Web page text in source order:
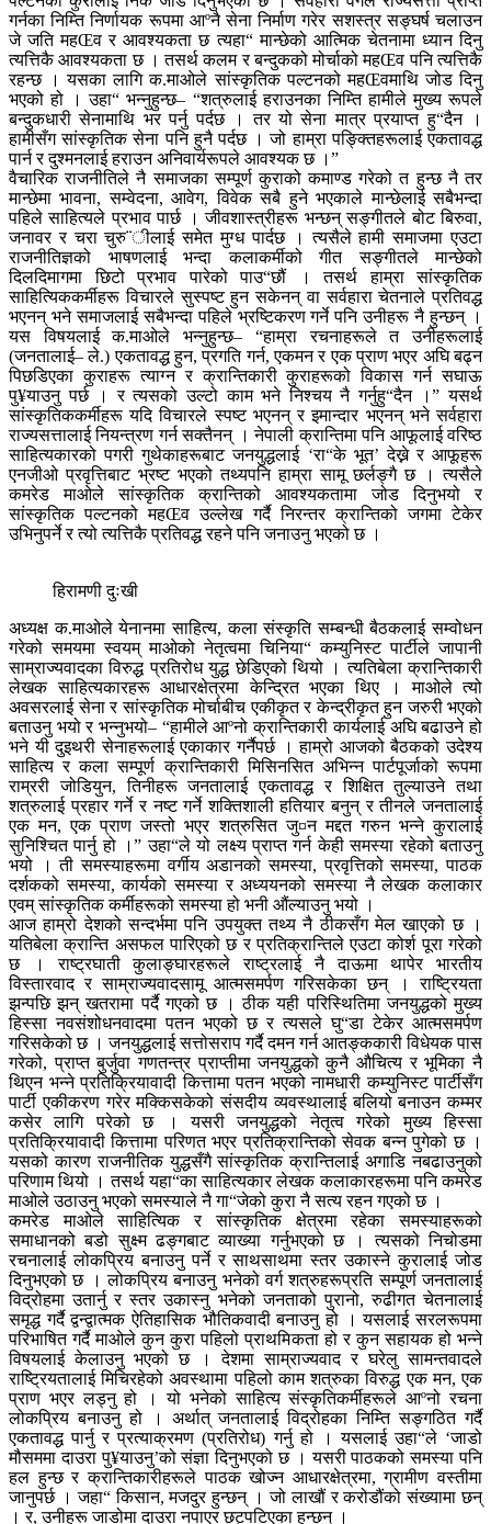
गर्नका निम्ति निर्णायक रूपमा आºनै सेना निर्माण गरेर सशस्त्र सङ्घर्ष चलाउन
जे जति महŒव र आवश्यकता छ त्यहा“ मान्छेको आत्मिक चेतनामा ध्यान दिनु
त्यत्तिकै आवश्यकता छ । तसर्थ कलम र बन्दुकको मोर्चाको महŒव पनि त्यत्तिकै
रहन्छ । यसका लागि क.माओले सांस्कृतिक पल्टनको महŒवमाथि जोड दिनु
भएको हो । उहा“ भन्नुहुन्छ– “शत्रुलाई हराउनका निम्ति हामीले मुख्य रूपले
बन्दुकधारी सेनामाथि भर पर्नु पर्दछ । तर यो सेना मात्र प्रयाप्त हु“दैन ।
हामीसँग सांस्कृतिक सेना पनि हुनै पर्दछ । जो हाम्रा पङ्क्तिहरूलाई एकतावद्ध
पार्न र दुश्मनलाई हराउन अनिवार्यरूपले आवश्यक छ ।”
वैचारिक राजनीतिले नै समाजका सम्पूर्ण कुराको कमाण्ड गरेको त हुन्छ नै तर
मान्छेमा भावना, सम्वेदना, आवेग, विवेक सबै हुने भएकाले मान्छेलाई सबैभन्दा
पहिले साहित्यले प्रभाव पार्छ । जीवशास्त्रीहरू भन्छन् सङ्गीतले बोट बिरुवा,
जनावर र चरा चुरु¨ीलाई समेत मुग्ध पार्दछ । त्यसैले हामी समाजमा एउटा
राजनीतिज्ञको भाषणलाई भन्दा कलाकर्मीको गीत सङ्गीतले मान्छेको
दिलदिमागमा छिटो प्रभाव पारेको पाउ“छौं । तसर्थ हाम्रा सांस्कृतिक
साहित्यिककर्मीहरू विचारले सुस्पष्ट हुन सकेनन् वा सर्वहारा चेतनाले प्रतिवद्ध
भएनन् भने समाजलाई सबैभन्दा पहिले भ्रष्टिकरण गर्ने पनि उनीहरू नै हुन्छन् ।
यस विषयलाई क.माओले भन्नुहुन्छ– “हाम्रा रचनाहरूले त उनीहरूलाई
(जनतालाई– ले.) एकतावद्ध हुन, प्रगति गर्न, एकमन र एक प्राण भएर अघि बढ्न
पिछडिएका कुराहरू त्याग्न र क्रान्तिकारी कुराहरूको विकास गर्न सघाऊ
पु¥याउनु पर्छ । र त्यसको उल्टो काम भने निश्चय नै गर्नुहु“दैन ।” यसर्थ
सांस्कृतिककर्मीहरू यदि विचारले स्पष्ट भएनन् र इमान्दार भएनन् भने सर्वहारा
राज्यसत्तालाई नियन्त्रण गर्न सक्तैनन् । नेपाली क्रान्तिमा पनि आफूलाई वरिष्ठ
साहित्यकारको पगरी गुथेकाहरूबाट जनयुद्धलाई ‘रा“के भूत’ देख्ने र आफूहरू
एनजीओ प्रवृत्तिबाट भ्रष्ट भएको तथ्यपनि हाम्रा सामू छर्लङ्गै छ । त्यसैले
कमरेड माओले सांस्कृतिक क्रान्तिको आवश्यकतामा जोड दिनुभयो र
सांस्कृतिक पल्टनको महŒव उल्लेख गर्दै निरन्तर क्रान्तिको जगमा टेकेर
उभिनुपर्ने र त्यो त्यत्तिकै प्रतिवद्ध रहने पनि जनाउनु भएको छ ।
हिरामणी दुःखी
अध्यक्ष क.माओले येनानमा साहित्य, कला संस्कृति सम्बन्धी बैठकलाई सम्वोधन
गरेको समयमा स्वयम् माओको नेतृत्वमा चिनिया“ कम्युनिस्ट पार्टीले जापानी
साम्राज्यवादका विरुद्ध प्रतिरोध युद्ध छेडिएको थियो । त्यतिबेला क्रान्तिकारी
लेखक साहित्यकारहरू आधारक्षेत्रमा केन्द्रित भएका थिए । माओले त्यो
अवसरलाई सेना र सांस्कृतिक मोर्चाबीच एकीकृत र केन्द्रीकृत हुन जरुरी भएको
बताउनु भयो र भन्नुभयो– “हामीले आºनो क्रान्तिकारी कार्यलाई अघि बढाउने हो
भने यी दुइथरी सेनाहरूलाई एकाकार गर्नैपर्छ । हाम्रो आजको बैठकको उदेश्य
साहित्य र कला सम्पूर्ण क्रान्तिकारी मिसिनसित अभिन्न पार्टपूर्जाको रूपमा
राम्ररी जोडियुन, तिनीहरू जनतालाई एकतावद्ध र शिक्षित तुल्याउने तथा
शत्रुलाई प्रहार गर्ने र नष्ट गर्ने शक्तिशाली हतियार बनुन् र तीनले जनतालाई
एक मन, एक प्राण जस्तो भएर शत्रुसित जु¤न मद्दत गरुन भन्ने कुरालाई
सुनिश्चित पार्नु हो ।” उहा“ले यो लक्ष्य प्राप्त गर्न केही समस्या रहेको बताउनु
भयो । ती समस्याहरूमा वर्गीय अडानको समस्या, प्रवृत्तिको समस्या, पाठक
दर्शकको समस्या, कार्यको समस्या र अध्ययनको समस्या नै लेखक कलाकार
एवम् सांस्कृतिक कर्मीहरूको समस्या हो भनी औंल्याउनु भयो ।
आज हाम्रो देशको सन्दर्भमा पनि उपयुक्त तथ्य नै ठीकसँग मेल खाएको छ ।
यतिबेला क्रान्ति असफल पारिएको छ र प्रतिक्रान्तिले एउटा कोर्श पूरा गरेको
छ । राष्ट्रघाती कुलाङ्घारहरूले राष्ट्रलाई नै दाऊमा थापेर भारतीय
विस्तारवाद र साम्राज्यवादसामू आत्मसमर्पण गरिसकेका छन् । राष्ट्रियता
झन्पछि झन् खतरामा पर्दै गएको छ । ठीक यही परिस्थितिमा जनयुद्धको मुख्य
हिस्सा नवसंशोधनवादमा पतन भएको छ र त्यसले घु“डा टेकेर आत्मसमर्पण
गरिसकेको छ । जनयुद्धलाई सत्तोसराप गर्दै दमन गर्न आतङ्ककारी विधेयक पास
गरेको, प्राप्त बुर्जुवा गणतन्त्र प्राप्तीमा जनयुद्धको कुनै औचित्य र भूमिका नै
थिएन भन्ने प्रतिक्रियावादी कित्तामा पतन भएको नामधारी कम्युनिस्ट पार्टीसँग
पार्टी एकीकरण गरेर मक्किसकेको संसदीय व्यवस्थालाई बलियो बनाउन कम्मर
कसेर लागि परेको छ । यसरी जनयुद्धको नेतृत्व गरेको मुख्य हिस्सा
प्रतिक्रियावादी कित्तामा परिणत भएर प्रतिक्रान्तिको सेवक बन्न पुगेको छ ।
यसको कारण राजनीतिक युद्धसँगै सांस्कृतिक क्रान्तिलाई अगाडि नबढाउनुको
परिणाम थियो । तसर्थ यहा“का साहित्यकार लेखक कलाकारहरूमा पनि कमरेड
माओले उठाउनु भएको समस्याले नै गा“जेको कुरा नै सत्य रहन गएको छ ।
कमरेड माओले साहित्यिक र सांस्कृतिक क्षेत्रमा रहेका समस्याहरूको
समाधानको बडो सुक्ष्म ढङ्गबाट व्याख्या गर्नुभएको छ । त्यसको निचोडमा
रचनालाई लोकप्रिय बनाउनु पर्ने र साथसाथमा स्तर उकास्ने कुरालाई जोड
दिनुभएको छ । लोकप्रिय बनाउनु भनेको वर्ग शत्रुहरूप्रति सम्पूर्ण जनतालाई
विद्रोहमा उतार्नु र स्तर उकास्नु भनेको जनताको पुरानो, रुढीगत चेतनालाई
समृद्ध गर्दै द्वन्द्वात्मक ऐतिहासिक भौतिकवादी बनाउनु हो । यसलाई सरलरूपमा
परिभाषित गर्दै माओले कुन कुरा पहिलो प्राथमिकता हो र कुन सहायक हो भन्ने
विषयलाई केलाउनु भएको छ । देशमा साम्राज्यवाद र घरेलु सामन्तवादले
राष्ट्रियतालाई मिचिरहेको अवस्थामा पहिलो काम शत्रुका विरुद्ध एक मन, एक
प्राण भएर लड्नु हो । यो भनेको साहित्य संस्कृतिकर्मीहरूले आºनो रचना
लोकप्रिय बनाउनु हो । अर्थात् जनतालाई विद्रोहका निम्ति सङ्गठित गर्दै
एकतावद्ध पार्नु र प्रत्याक्रमण (प्रतिरोध) गर्नु हो । यसलाई उहा“ले ‘जाडो
मौसममा दाउरा पु¥याउनु’को संज्ञा दिनुभएको छ । यसरी पाठकको समस्या पनि
हल हुन्छ र क्रान्तिकारीहरूले पाठक खोज्न आधारक्षेत्रमा, ग्रामीण वस्तीमा
जानुपर्छ । जहा“ किसान, मजदुर हुन्छन् । जो लाखौं र करोडौंको संख्यामा छन्
। र, उनीहरू जाडोमा दाउरा नपाएर छट्पटिएका हुन्छन् ।